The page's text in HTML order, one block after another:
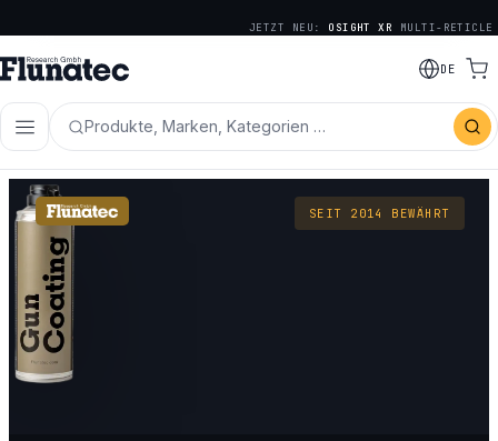
JETZT NEU: OSIGHT XR MULTI-RETICLE
DE
Produkte, Marken, Kategorien …
SEIT 2014 BEWÄHRT